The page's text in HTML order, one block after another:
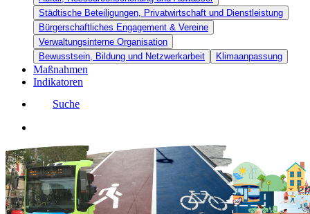
Städtische Beteiligungen, Privatwirtschaft und Dienstleistung
Bürgerschaftliches Engagement & Vereine
Verwaltungsinterne Organisation
Bewusstsein, Bildung und Netzwerkarbeit
Klimaanpassung
Maßnahmen
Indikatoren
Suche